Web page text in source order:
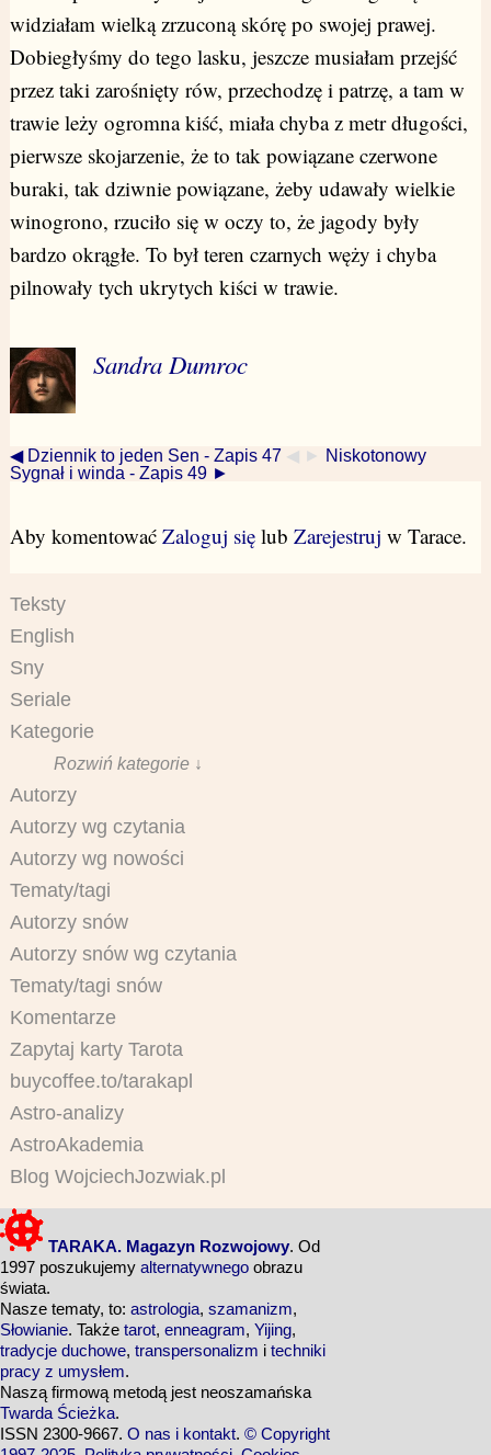
widziałam wielką zrzuconą skórę po swojej prawej.
Dobiegłyśmy do tego lasku, jeszcze musiałam przejść
przez taki zarośnięty rów, przechodzę i patrzę, a tam w
trawie leży ogromna kiść, miała chyba z metr długości,
pierwsze skojarzenie, że to tak powiązane czerwone
buraki, tak dziwnie powiązane, żeby udawały wielkie
winogrono, rzuciło się w oczy to, że jagody były
bardzo okrągłe. To był teren czarnych węży i chyba
pilnowały tych ukrytych kiści w trawie.
Sandra Dumroc
◀ Dziennik to jeden Sen - Zapis 47 ◀ ►
Niskotonowy
Sygnał i winda - Zapis 49 ►
Aby komentować Zaloguj sięlub Zarejestruj w Tarace.
Teksty
English
Sny
Seriale
Kategorie
Rozwiń kategorie ↓
Autorzy
Autorzy wg czytania
Autorzy wg nowości
Tematy/tagi
Autorzy snów
Autorzy snów wg czytania
Tematy/tagi snów
Komentarze
Zapytaj karty Tarota
buycoffee.to/tarakapl
Astro-analizy
AstroAkademia
Blog WojciechJozwiak.pl
TARAKA. Magazyn Rozwojowy. Od
1997 poszukujemy alternatywnego obrazu
świata.
Nasze tematy, to: astrologia, szamanizm,
Słowianie. Także tarot, enneagram, Yijing,
tradycje duchowe, transpersonalizm i techniki
pracy z umysłem.
Naszą firmową metodą jest neoszamańska
Twarda Ścieżka.
ISSN 2300-9667. O nas i kontakt. © Copyright